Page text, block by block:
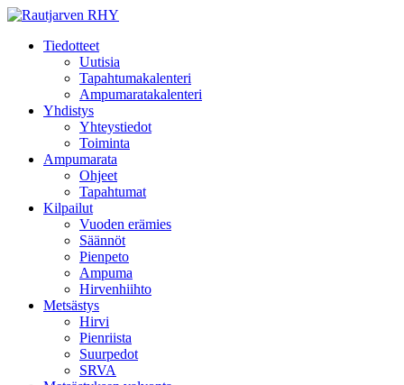
Tiedotteet
Uutisia
Tapahtumakalenteri
Ampumaratakalenteri
Yhdistys
Yhteystiedot
Toiminta
Ampumarata
Ohjeet
Tapahtumat
Kilpailut
Vuoden erämies
Säännöt
Pienpeto
Ampuma
Hirvenhiihto
Metsästys
Hirvi
Pienriista
Suurpedot
SRVA